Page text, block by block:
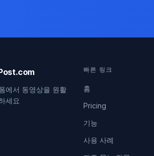
에서 동영상을 원활
세요
빠른 링크
홈
Pricing
기능
사용 사례